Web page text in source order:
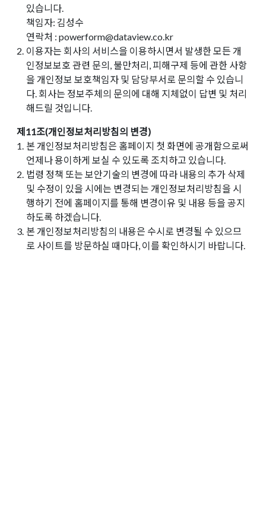
있습니다.
책임자: 김성수
연락처 : powerform@dataview.co.kr
2. 이용자는 회사의 서비스을 이용하시면서 발생한 모든 개
인정보보호 관련 문의, 불만처리, 피해구제 등에 관한 사항
을 개인정보 보호책임자 및 담당부서로 문의할 수 있습니
다. 회사는 정보주체의 문의에 대해 지체없이 답변 및 처리
해드릴 것입니다.
제11조(개인정보처리방침의 변경)
1. 본 개인정보처리방침은 홈페이지 첫 화면에 공개함으로써
언제나 용이하게 보실 수 있도록 조치하고 있습니다.
2. 법령 정책 또는 보안기술의 변경에 따라 내용의 추가 삭제
및 수정이 있을 시에는 변경되는 개인정보처리방침을 시
행하기 전에 홈페이지를 통해 변경이유 및 내용 등을 공지
하도록 하겠습니다.
3. 본 개인정보처리방침의 내용은 수시로 변경될 수 있으므
로 사이트를 방문하실 때마다, 이를 확인하시기 바랍니다.